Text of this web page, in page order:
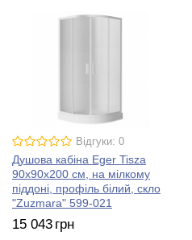
Відгуки: 0
Душова кабіна Eger Tisza
90х90х200 см, на мілкому
піддоні, профіль білий, скло
"Zuzmara" 599-021
15 043 грн